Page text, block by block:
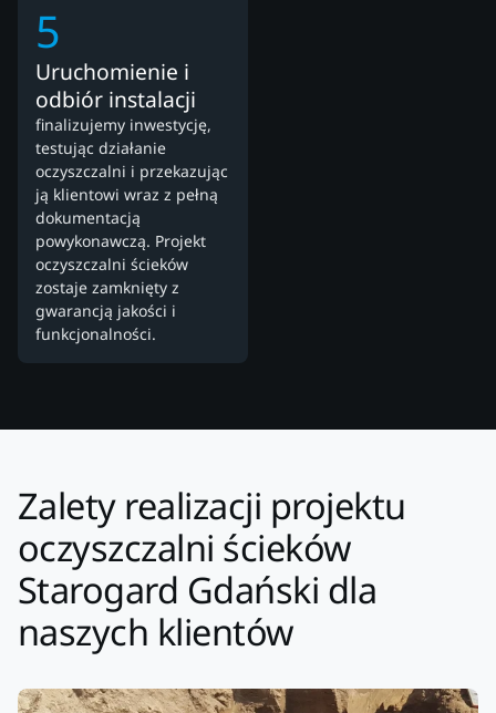
5
Uruchomienie i
odbiór instalacji
finalizujemy inwestycję,
testując działanie
oczyszczalni i przekazując
ją klientowi wraz z pełną
dokumentacją
powykonawczą. Projekt
oczyszczalni ścieków
zostaje zamknięty z
gwarancją jakości i
funkcjonalności.
Zalety realizacji projektu
oczyszczalni ścieków
Starogard Gdański dla
naszych klientów